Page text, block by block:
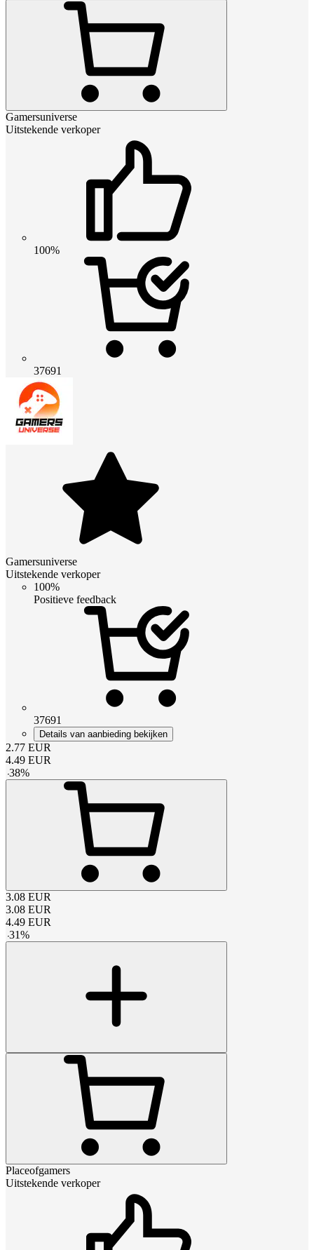
Gamersuniverse
Uitstekende verkoper
100%
37691
Gamersuniverse
Uitstekende verkoper
100%
Positieve feedback
37691
Details van aanbieding bekijken
2.77 EUR
4.49 EUR
-38%
3.08 EUR
3.08 EUR
4.49 EUR
-31%
Placeofgamers
Uitstekende verkoper